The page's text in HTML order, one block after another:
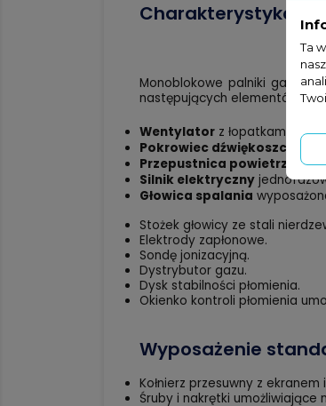
Charakterystyka
Monoblokowe palniki
następujących elementów:
Wentylator z łopatkami
Pokrowiec dźwiękoszczelny
Przepustnica powietrza
,
Silnik elektryczny
Głowica spalania
Stożek głowicy ze stali
Elektrody zapłonowe.
Sondę jonizacyjną.
Dystrybutor gazu.
Dysk stabilności płomienia.
Okienko kontroli płomienia
Wyposażenie
Kołnierz przesuwny z ekranem
Śruby i nakrętki umożliwiające
Ta